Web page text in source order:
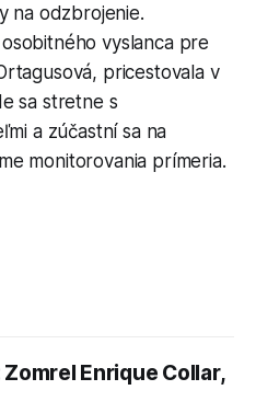
na odzbrojenie.
vyslanca pre
pricestovala v
sa stretne s
a zúčastní sa na
monitorovania prímeria.
Enrique Collar,